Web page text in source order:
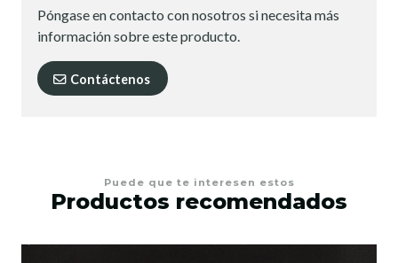
Póngase en contacto con nosotros si necesita más
información sobre este producto.
Contáctenos
Puede que te interesen estos
Productos recomendados